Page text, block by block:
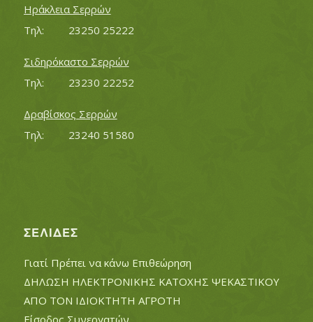
Ηράκλεια Σερρών
Τηλ:		23250 25222
Σιδηρόκαστο Σερρών
Τηλ:		23230 22252
Δραβίσκος Σερρών
Τηλ:		23240 51580
ΣΕΛΊΔΕΣ
Γιατί Πρέπει να κάνω Επιθεώρηση
ΔΗΛΩΣΗ ΗΛΕΚΤΡΟΝΙΚΗΣ ΚΑΤΟΧΗΣ ΨΕΚΑΣΤΙΚΟΥ
ΑΠΟ ΤΟΝ ΙΔΙΟΚΤΗΤΗ ΑΓΡΟΤΗ